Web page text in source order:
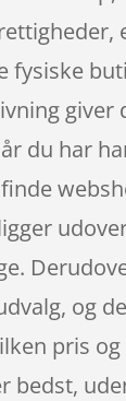
fysiske
giver
du har
og
pris og
bedst,